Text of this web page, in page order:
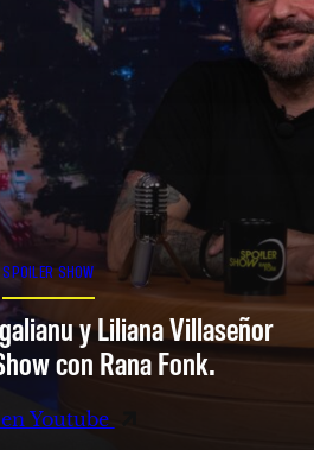
SPOILER SHOW
y Liliana Villaseñor
con Rana Fonk.
Youtube